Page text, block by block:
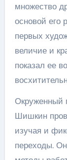
множество
основой
первых
величие и
показал ее
Окруженный
Шишкин
изучая и
переходы.